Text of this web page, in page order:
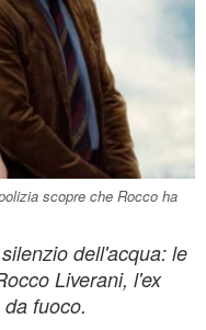
scopre che Rocco ha
dell'acqua: le
Liverani, l'ex
fuoco.